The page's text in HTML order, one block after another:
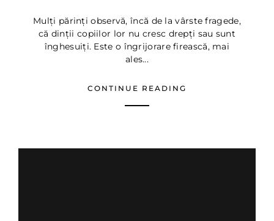
Mulți părinți observă, încă de la vârste fragede,
că dinții copiilor lor nu cresc drepți sau sunt
înghesuiți. Este o îngrijorare firească, mai
ales...
CONTINUE READING